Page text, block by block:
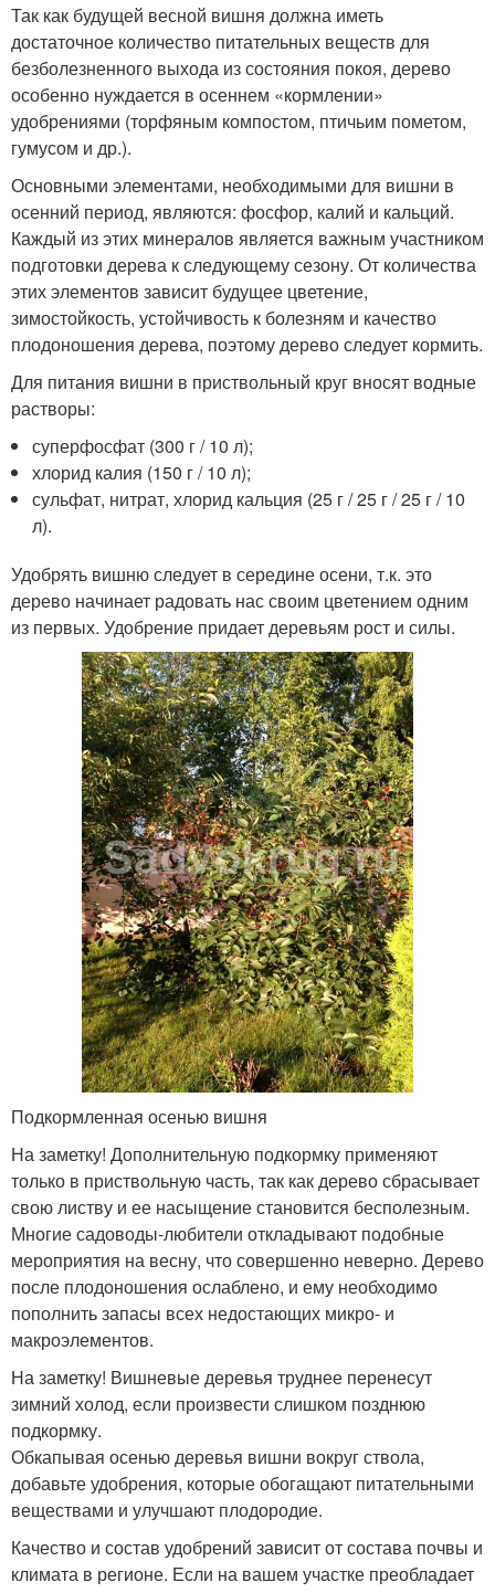
Так как будущей весной вишня должна иметь
достаточное количество питательных веществ для
безболезненного выхода из состояния покоя, дерево
особенно нуждается в осеннем «кормлении»
удобрениями (торфяным компостом, птичьим пометом,
гумусом и др.).
Основными элементами, необходимыми для вишни в
осенний период, являются: фосфор, калий и кальций.
Каждый из этих минералов является важным участником
подготовки дерева к следующему сезону. От количества
этих элементов зависит будущее цветение,
зимостойкость, устойчивость к болезням и качество
плодоношения дерева, поэтому дерево следует кормить.
Для питания вишни в приствольный круг вносят водные
растворы:
суперфосфат (300 г / 10 л);
хлорид калия (150 г / 10 л);
сульфат, нитрат, хлорид кальция (25 г / 25 г / 25 г / 10
л).
Удобрять вишню следует в середине осени, т.к. это
дерево начинает радовать нас своим цветением одним
из первых. Удобрение придает деревьям рост и силы.
Подкормленная осенью вишня
На заметку! Дополнительную подкормку применяют
только в приствольную часть, так как дерево сбрасывает
свою листву и ее насыщение становится бесполезным.
Многие садоводы-любители откладывают подобные
мероприятия на весну, что совершенно неверно. Дерево
после плодоношения ослаблено, и ему необходимо
пополнить запасы всех недостающих микро- и
макроэлементов.
На заметку! Вишневые деревья труднее перенесут
зимний холод, если произвести слишком позднюю
подкормку.
Обкапывая осенью деревья вишни вокруг ствола,
добавьте удобрения, которые обогащают питательными
веществами и улучшают плодородие.
Качество и состав удобрений зависит от состава почвы и
климата в регионе. Если на вашем участке преобладает